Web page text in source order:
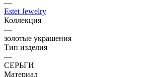
—
Estet Jewelry
Коллекция
—
золотые украшения
Тип изделия
—
СЕРЬГИ
Материал